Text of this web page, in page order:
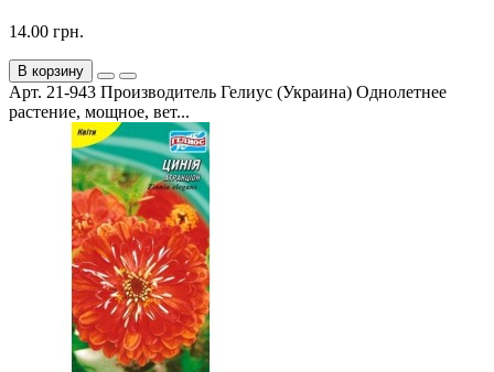
14.00 грн.
В корзину
Арт. 21-943 Производитель Гелиус (Украина) Однолетнее
растение, мощное, вет...